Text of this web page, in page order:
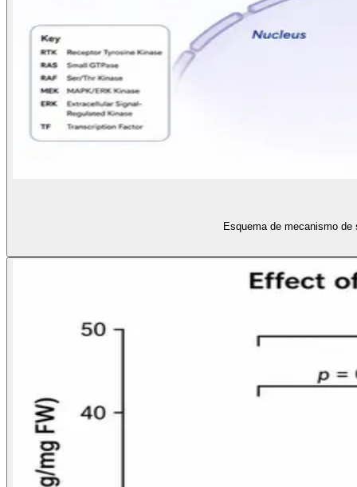
Esquema de mecanismo